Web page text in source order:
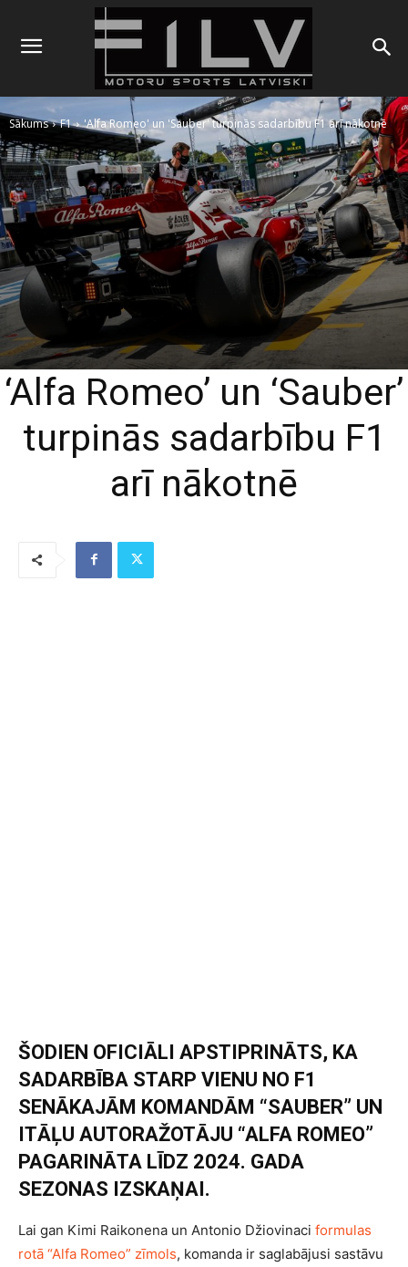
Sākums F1 'Alfa Romeo' un 'Sauber' turpinās sadarbību F1 arī nākotnē
‘Alfa Romeo’ un ‘Sauber’
turpinās sadarbību F1
arī nākotnē
ŠODIEN OFICIĀLI APSTIPRINĀTS, KA
SADARBĪBA STARP VIENU NO F1
SENĀKAJĀM KOMANDĀM “SAUBER” UN
ITĀĻU AUTORAŽOTĀJU “ALFA ROMEO”
PAGARINĀTA LĪDZ 2024. GADA
SEZONAS IZSKAŅAI.
Lai gan Kimi Raikonena un Antonio Džiovinaci formulas
rotā “Alfa Romeo” zīmols, komanda ir saglabājusi sastāvu